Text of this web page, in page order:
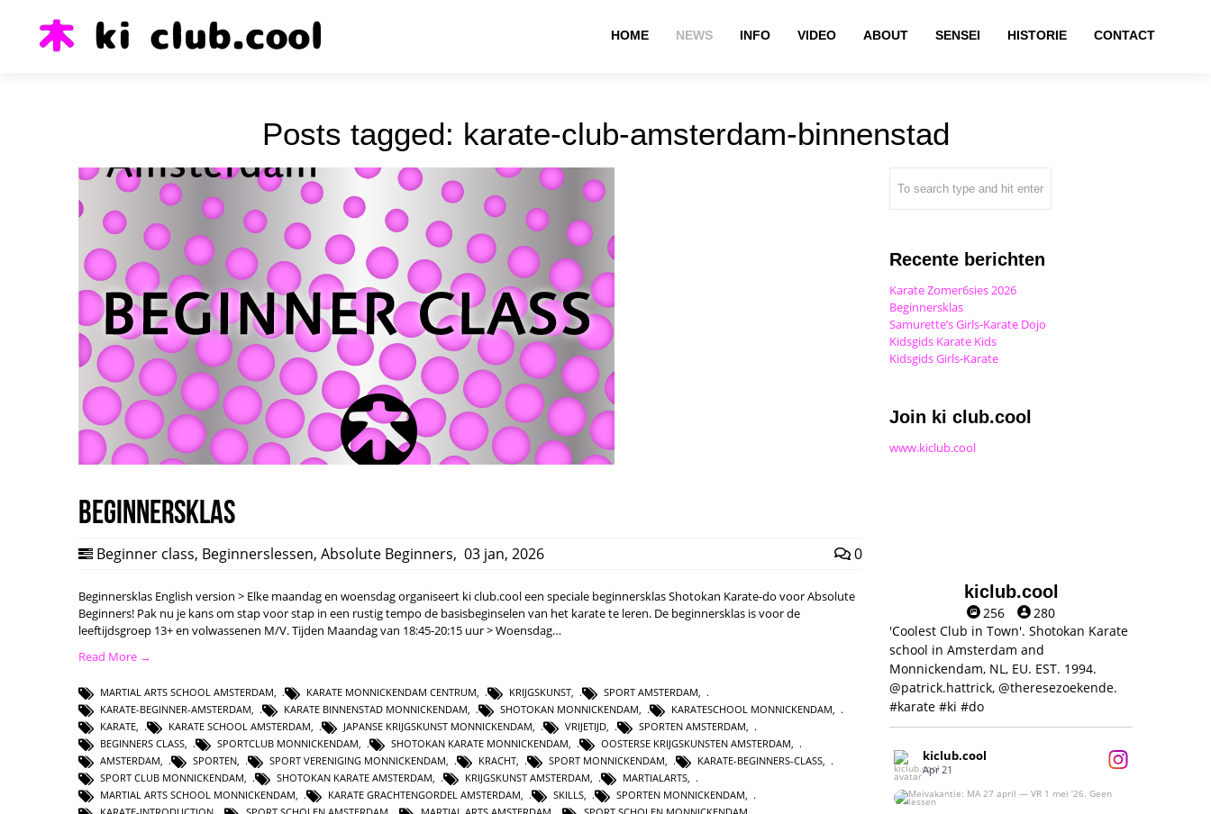
HOME NEWS INFO VIDEO ABOUT SENSEI HISTORIE CONTACT
Posts tagged: karate-club-amsterdam-binnenstad
Beginnersklas
Beginner class, Beginnerslessen, Absolute Beginners, 03 jan, 2026 0
Beginnersklas English version > Elke maandag en woensdag organiseert ki club.cool een speciale beginnersklas Shotokan Karate-do voor Absolute
Beginners! Pak nu je kans om stap voor stap in een rustig tempo de basisbeginselen van het karate te leren. De beginnersklas is voor de
leeftijdsgroep 13+ en volwassenen M/V. Tijden Maandag van 18:45-20:15 uur > Woensdag…
Read More →
MARTIAL ARTS SCHOOL AMSTERDAM, KARATE MONNICKENDAM CENTRUM, KRIJGSKUNST, SPORT AMSTERDAM,
KARATE-BEGINNER-AMSTERDAM, KARATE BINNENSTAD MONNICKENDAM, SHOTOKAN MONNICKENDAM, KARATESCHOOL MONNICKENDAM,
KARATE, KARATE SCHOOL AMSTERDAM, JAPANSE KRIJGSKUNST MONNICKENDAM, VRIJETIJD, SPORTEN AMSTERDAM,
BEGINNERS CLASS, SPORTCLUB MONNICKENDAM, SHOTOKAN KARATE MONNICKENDAM, OOSTERSE KRIJGSKUNSTEN AMSTERDAM,
AMSTERDAM, SPORTEN, SPORT VERENIGING MONNICKENDAM, KRACHT, SPORT MONNICKENDAM, KARATE-BEGINNERS-CLASS,
SPORT CLUB MONNICKENDAM, SHOTOKAN KARATE AMSTERDAM, KRIJGSKUNST AMSTERDAM, MARTIALARTS,
MARTIAL ARTS SCHOOL MONNICKENDAM, KARATE GRACHTENGORDEL AMSTERDAM, SKILLS, SPORTEN MONNICKENDAM,
Recente berichten
Karate Zomer6sies 2026
Beginnersklas
Samurette’s Girls-Karate Dojo
Kidsgids Karate Kids
Kidsgids Girls-Karate
Join ki club.cool
www.kiclub.cool
kiclub.cool
256
280
'Coolest Club in Town'. Shotokan Karate
school in Amsterdam and
Monnickendam, NL, EU. EST. 1994.
@patrick.hattrick, @theresezoekende.
#karate #ki #do
kiclub.cool
Apr 21
Meivakantie: MA 27 april — VR 1 mei ‘26.